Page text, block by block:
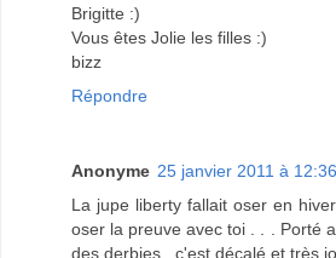
Brigitte :)
Vous êtes Jolie les filles :)
bizz
Répondre
Anonyme 25 janvier 2011 à 12:36
La jupe liberty fallait oser en
oser la preuve avec toi . . . Porté
des derbies , c'est décalé et très